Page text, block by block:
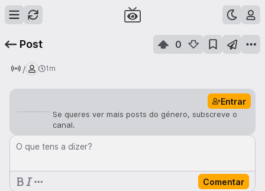
Post 0
/ 1m
Entrar
Se queres ver mais posts do género, subscreve o
canal.
O que tens a dizer?
Comentar